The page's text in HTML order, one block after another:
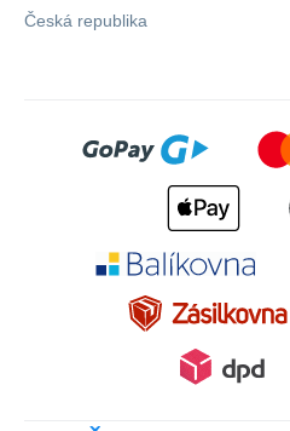
Česká republika